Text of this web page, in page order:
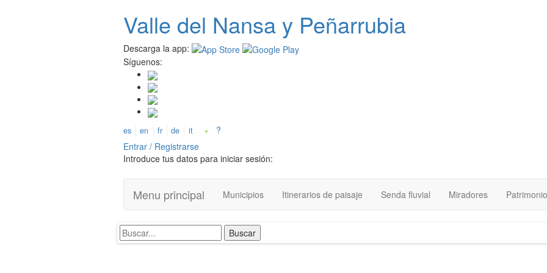
Valle del Nansay Peñarrubia
Descarga la app:
Síguenos:
es en fr de it +
?
Entrar / Registrarse
Introduce tus datos para iniciar sesión:
Menu principal Municipios Itinerarios de paisaje Senda fluvial Miradores Patrimonio